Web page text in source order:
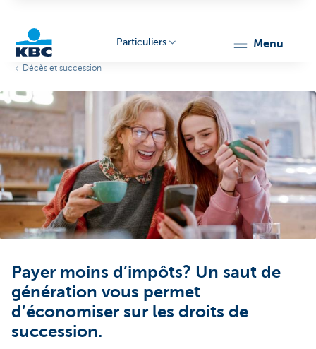
Particuliers menu
Décès et succession
Payer moins d’impôts? Un saut de
génération vous permet
d’économiser sur les droits de
succession.